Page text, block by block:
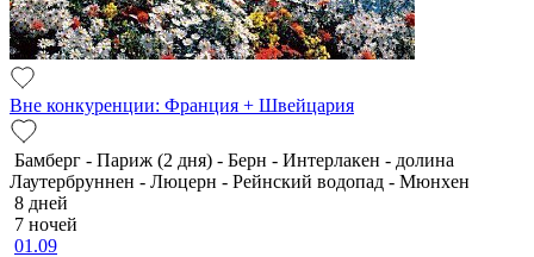
Вне конкуренции: Франция + Швейцария
Бамберг - Париж (2 дня) - Берн - Интерлакен - долина
Лаутербруннен - Люцерн - Рейнский водопад - Мюнхен
8 дней
7 ночей
01.09